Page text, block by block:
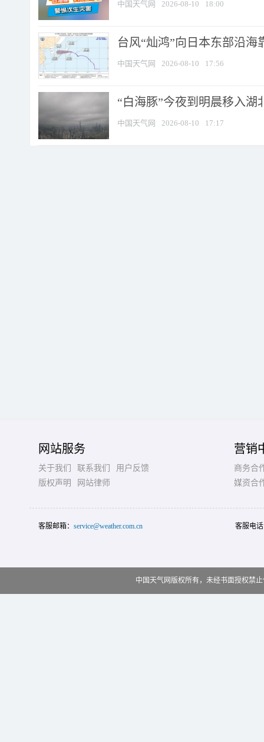
中国天气网 2026-08-10 18:00
台风“灿鸿”向日本东部沿海
中国天气网 2026-08-10 17:56
“白海豚”今夜到明晨移入湖
中国天气网 2026-08-10 17:17
网站服务
关于我们 联系我们
用户反馈
版权声明
网站律师
营销
商务合
媒资合
客服邮箱： service@weather.com.cn 客服电
中国天气网版权所有，未经书面授权